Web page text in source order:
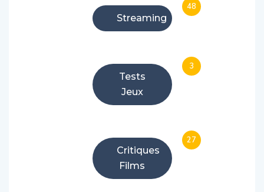
Streaming
48
Tests
Jeux
3
Critiques
Films
27